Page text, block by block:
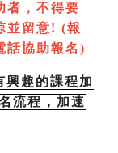
者，不得要
並留意! (報
話協助報名)
興趣的課程加
流程，加速